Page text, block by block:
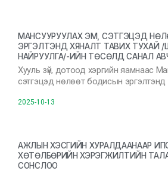
МАНСУУРУУЛАХ ЭМ, СЭТГЭЦЭД
ЭРГЭЛТЭНД ХЯНАЛТ ТАВИХ ТУХАЙ
НАЙРУУЛГА/-ИЙН ТӨСӨЛД САНАЛ
Хууль зүй, дотоод хэргийн яамнаас
сэтгэцэд нөлөөт бодисын эргэлтэнд
2025-10-13
АЖЛЫН ХЭСГИЙН ХУРАЛДААНААР
ХӨТӨЛБӨРИЙН ХЭРЭГЖИЛТИЙН
СОНСЛОО